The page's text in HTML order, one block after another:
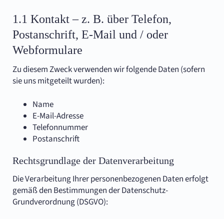
1.1 Kontakt – z. B. über Telefon,
Postanschrift, E-Mail und / oder
Webformulare
Zu diesem Zweck verwenden wir folgende Daten (sofern
sie uns mitgeteilt wurden):
Name
E-Mail-Adresse
Telefonnummer
Postanschrift
Rechtsgrundlage der Datenverarbeitung
Die Verarbeitung Ihrer personenbezogenen Daten erfolgt
gemäß den Bestimmungen der Datenschutz-
Grundverordnung (DSGVO):